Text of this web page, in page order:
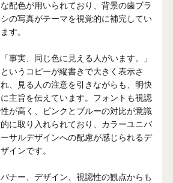
な配色が用いられており、背景の歯ブラ
シの写真がテーマを視覚的に補完してい
ます。
「事実、同じ色に見える人がいます。」
というコピーが縦書きで大きく表示さ
れ、見る人の注意を引きながらも、明快
に主旨を伝えています。フォントも視認
性が高く、ピンクとブルーの対比が意識
的に取り入れられており、カラーユニバ
ーサルデザインへの配慮が感じられるデ
ザインです。
バナー、デザイン、視認性の観点からも